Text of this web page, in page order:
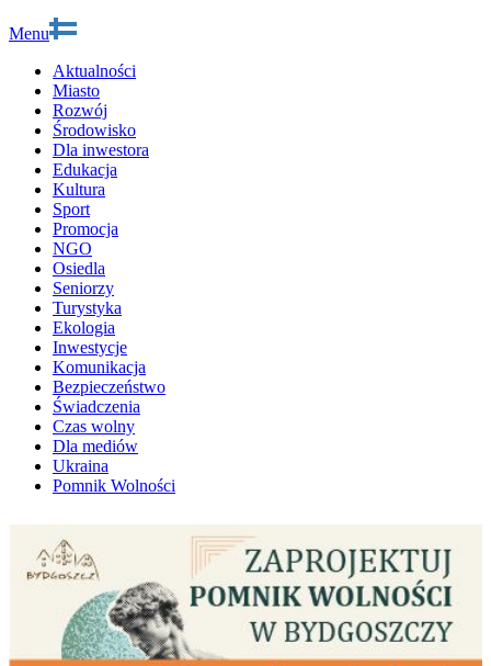
Menu
Aktualności
Miasto
Rozwój
Środowisko
Dla inwestora
Edukacja
Kultura
Sport
Promocja
NGO
Osiedla
Seniorzy
Turystyka
Ekologia
Inwestycje
Komunikacja
Bezpieczeństwo
Świadczenia
Czas wolny
Dla mediów
Ukraina
Pomnik Wolności